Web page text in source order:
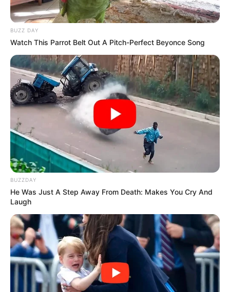
Hier kann dieRoute zu diesem Ausflugszielberechnet
werden, auch vomaktuellen Standortaus. Außerdem
bieten wir die GPS-Daten als Wegpunkt zum
im GPX-Formatan, für den Import in Navigationsgeräten
und in Google Earth. Die GPS-Daten lauten: Latitude =
48.16321 und Longitude = 12.83168.
Die Burg Burghausen in Burghausen als Markierung auf
dem Stadtplan bzw. der Landkarte von OpenStreetMap:
Lageplan alsgrößere Karte zeigen
BUZZ DAY
Watch This Parrot Belt Out A Pitch-Perfect Beyonce Song
BUZZDAY
He Was Just A Step Away From Death: Makes You Cry And
Laugh
BRAINBERRIES
Think Your Crush Doesn't Notice You? Think Again
BRAINBERRIES
Remember This Kick-Ass Star? See His Shocking
Transformation